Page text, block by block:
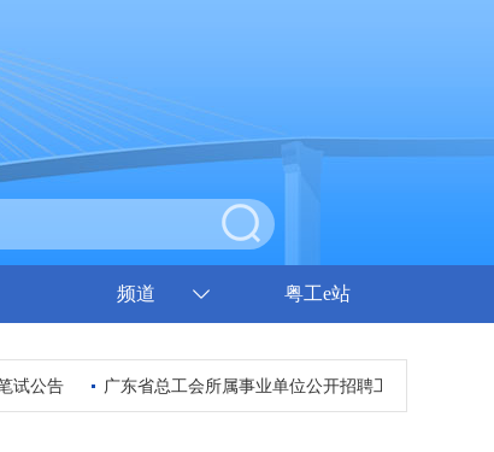
频道 粤工e站
广东省总工会所属事业单位公开招聘工作人员公告